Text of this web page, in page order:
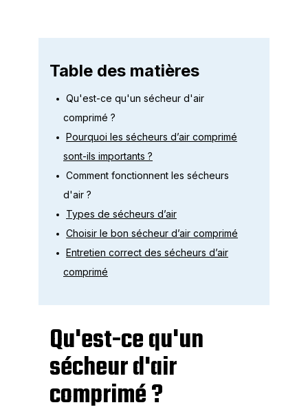
Table des matières
Qu'est-ce qu'un sécheur d'air
comprimé ?
Pourquoi les sécheurs d’air comprimé
sont-ils importants ?
Comment fonctionnent les sécheurs
d'air ?
Types de sécheurs d’air
Choisir le bon sécheur d’air comprimé
Entretien correct des sécheurs d’air
comprimé
Qu'est-ce qu'un
sécheur d'air
comprimé ?